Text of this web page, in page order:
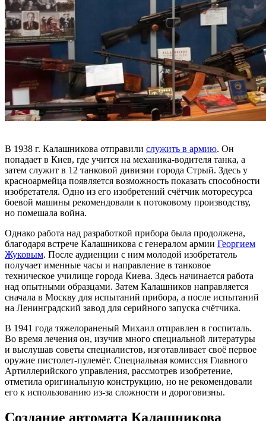
В 1938 г. Калашникова отправили служить в армию. Он
попадает в Киев, где учится на механика-водителя танка, а
затем служит в 12 танковой дивизии города Стрый. Здесь у
красноармейца появляется возможность показать способности
изобретателя. Одно из его изобретений счётчик моторесурса
боевой машины рекомендовали к потоковому производству,
но помешала война.
Однако работа над разработкой прибора была продолжена,
благодаря встрече Калашникова с генералом армии Георгием
Жуковым. После аудиенции с ним молодой изобретатель
получает именные часы и направление в танковое
техническое училище города Киева. Здесь начинается работа
над опытными образцами. Затем Калашников направляется
сначала в Москву для испытаний прибора, а после испытаний
на Ленинградский завод для серийного запуска счётчика.
В 1941 года тяжелораненый Михаил отправлен в госпиталь.
Во время лечения он, изучив много специальной литературы
и выслушав советы специалистов, изготавливает своё первое
оружие пистолет-пулемёт. Специальная комиссия Главного
Артиллерийского управления, рассмотрев изобретение,
отметила оригинальную конструкцию, но не рекомендовали
его к использованию из-за сложности и дороговизны.
Создание автомата Калашникова